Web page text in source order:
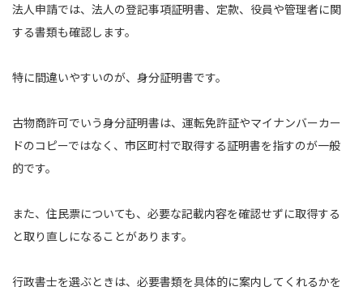
法人申請では、法人の登記事項証明書、定款、役員や管理者に関
する書類も確認します。
特に間違いやすいのが、身分証明書です。
古物商許可でいう身分証明書は、運転免許証やマイナンバーカー
ドのコピーではなく、市区町村で取得する証明書を指すのが一般
的です。
また、住民票についても、必要な記載内容を確認せずに取得する
と取り直しになることがあります。
行政書士を選ぶときは、必要書類を具体的に案内してくれるかを